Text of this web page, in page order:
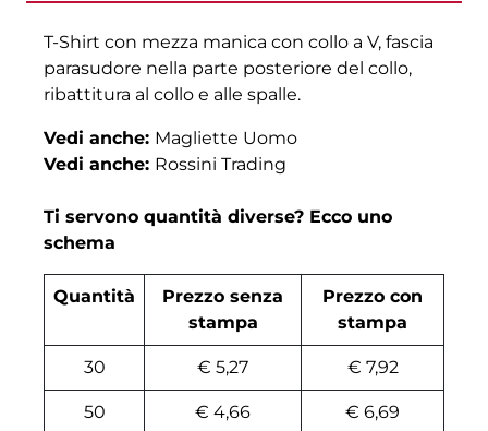
T-Shirt con mezza manica con collo a V, fascia
parasudore nella parte posteriore del collo,
ribattitura al collo e alle spalle.
Vedi anche: Magliette Uomo
Vedi anche: Rossini Trading
Ti servono quantità diverse? Ecco uno
schema
Quantità
Prezzo senza
stampa
Prezzo con
stampa
30 € 5,27 € 7,92
50 € 4,66 € 6,69